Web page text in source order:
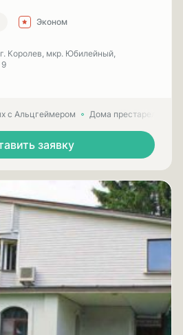
Эконом
Королев, мкр. Юбилейный,
9
с Альцгеймером Дома престарелых
заявку